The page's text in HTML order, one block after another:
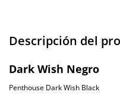
Descripción del
Dark Wish Negro
Penthouse Dark Wish Black